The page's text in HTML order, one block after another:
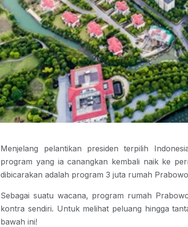
Menjelang pelantikan presiden terpilih
program yang ia canangkan kembali naik ke
dibicarakan adalah program 3 juta rumah Prabowo
Sebagai suatu wacana, program rumah
kontra sendiri. Untuk melihat peluang hingga
bawah ini!